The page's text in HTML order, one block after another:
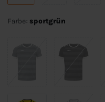
Farbe: sportgrün